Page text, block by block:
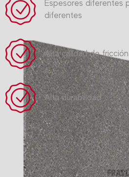
Espesores diferentes
diferentes
Alta calidad de fricción
Alta durabilidad